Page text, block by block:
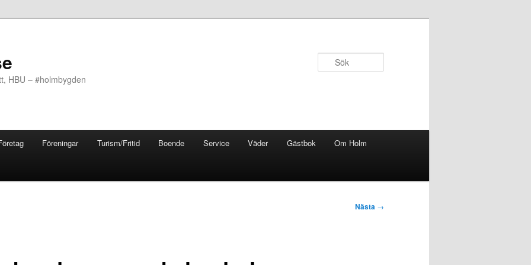
HBU – #holmbygden
Föreningar Turism/Fritid Boende Service Väder Gästbok Om Holm
Nästa →